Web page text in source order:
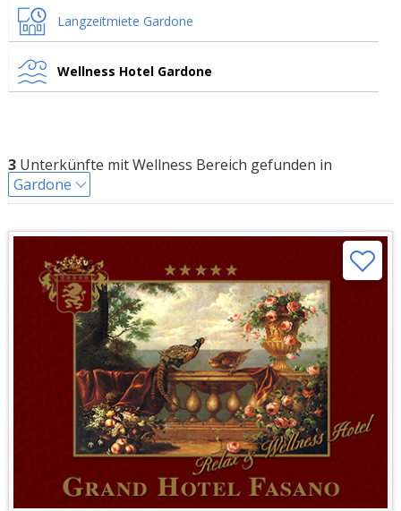
Langzeitmiete Gardone
Wellness Hotel Gardone
3Unterkünfte mit Wellness Bereich gefunden in
Gardone